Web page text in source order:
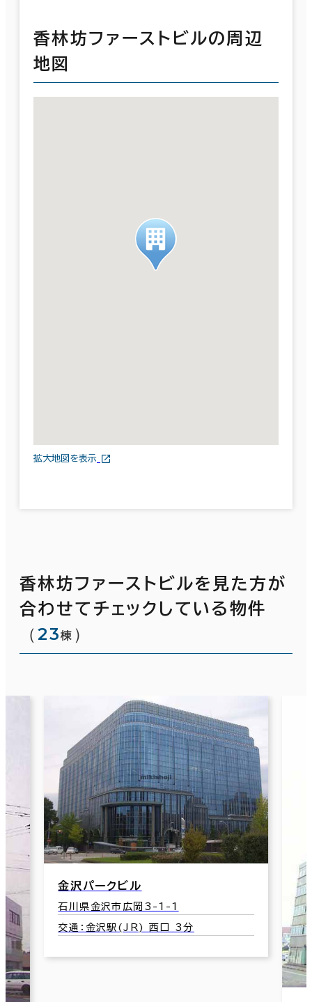
香林坊ファーストビルの周辺
地図
拡大地図を表示
香林坊ファーストビルを見た方が
合わせてチェックしている物件
（23棟 ）
金沢パークビル
石川県金沢市広岡3-1-1
交通：金沢駅(JR) 西口 3分